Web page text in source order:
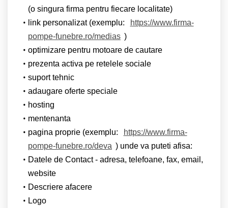
(o singura firma pentru fiecare localitate)
link personalizat (exemplu:
https://www.firma-
pompe-funebre.ro/medias )
optimizare pentru motoare de cautare
prezenta activa pe retelele sociale
suport tehnic
adaugare oferte speciale
hosting
mentenanta
pagina proprie (exemplu:
https://www.firma-
pompe-funebre.ro/deva ) unde va puteti afisa:
Datele de Contact - adresa, telefoane, fax, email,
website
Descriere afacere
Logo